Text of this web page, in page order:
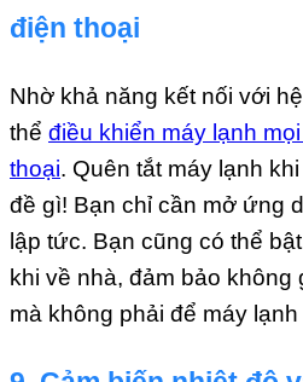
điện thoại
Nhờ khả năng kết nối với
thể điều khiển máy lạnh
thoại. Quên tắt máy lạnh
đề gì! Bạn chỉ cần mở ứng
lập tức. Bạn cũng có thể
khi về nhà, đảm bảo không
mà không phải để máy